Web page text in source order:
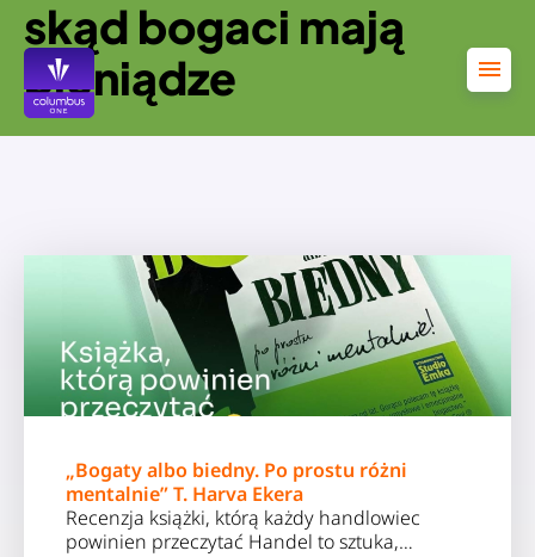
Przejdź
treści
skąd bogaci mają
pieniądze
„Bogaty albo biedny. Po prostu różni
mentalnie” T. Harva Ekera
Recenzja książki, którą każdy handlowiec
powinien przeczytać Handel to sztuka,…